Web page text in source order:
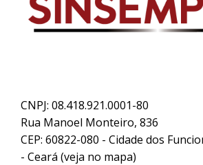
CNPJ: 08.418.921.0001-80
Rua Manoel Monteiro, 836
CEP: 60822-080 - Cidade dos
- Ceará (veja no mapa)